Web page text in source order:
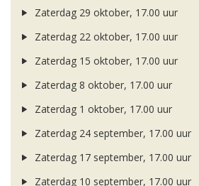
Zaterdag 29 oktober, 17.00 uur
Zaterdag 22 oktober, 17.00 uur
Zaterdag 15 oktober, 17.00 uur
Zaterdag 8 oktober, 17.00 uur
Zaterdag 1 oktober, 17.00 uur
Zaterdag 24 september, 17.00 uur
Zaterdag 17 september, 17.00 uur
Zaterdag 10 september, 17.00 uur